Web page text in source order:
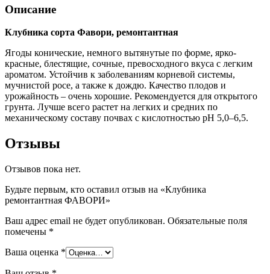
Описание
Клубника сорта Фавори, ремонтантная
Ягоды конические, немного вытянутые по форме, ярко-
красные, блестящие, сочные, превосходного вкуса с легким
ароматом. Устойчив к заболеваниям корневой системы,
мучнистой росе, а также к дождю. Качество плодов и
урожайность – очень хорошие. Рекомендуется для открытого
грунта. Лучше всего растет на легких и средних по
механическому составу почвах с кислотностью рН 5,0–6,5.
Отзывы
Отзывов пока нет.
Будьте первым, кто оставил отзыв на «Клубника
ремонтантная ФАВОРИ»
Ваш адрес email не будет опубликован. Обязательные поля
помечены *
Ваша оценка *